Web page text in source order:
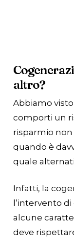
altro?
Abbiamo
comporti un
risparmio
quando è
quale
Infatti, la
l’intervento
alcune
deve